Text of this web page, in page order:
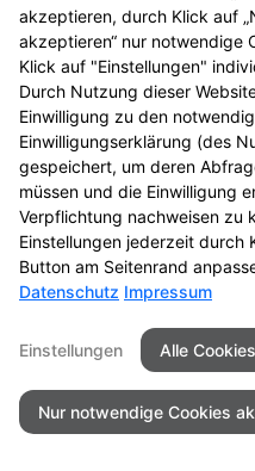
werden Ihre Angaben
von Ihnen dort
Bearbeitung der
von Anschlussfragen bei
Daten geben wir nicht
Einsatz von Buchstaben-
Zum Schutz Ihrer
Internetformular
Buchstaben-CAPTCHA
(https://www.b-cf.de/
Unterscheidung, ob die
Menschen oder
maschinelle Verarbeitung
verwendet keine Cookies.
akzeptieren, durch Klick auf
akzeptieren“ nur notwendige
Klick auf "Einstellungen"
Durch Nutzung dieser
Einwilligung zu den
Einwilligungserklärung (des
gespeichert, um deren
müssen und die Einwilligung
Verpflichtung nachweisen zu
Einstellungen jederzeit durch
Button am Seitenrand
Datenschutz Impressum
Einstellungen Alle
Nur notwendige Cookies